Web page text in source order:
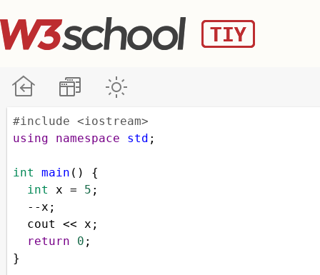
#include <iostream>
using
namespace std ;
int main () {
int
x = 5 ;
--x ;
cout
<< x ;
return
0 ;
}